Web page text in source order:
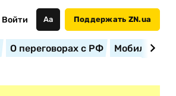
Войти Аа Поддержать ZN.ua
О переговорах с РФ